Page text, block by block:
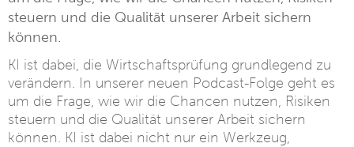
steuern und die Qualität unserer Arbeit sichern
können.
KI ist dabei, die Wirtschaftsprüfung grundlegend zu
verändern. In unserer neuen Podcast-Folge geht es
um die Frage, wie wir die Chancen nutzen, Risiken
steuern und die Qualität unserer Arbeit sichern
können. KI ist dabei nicht nur ein Werkzeug,